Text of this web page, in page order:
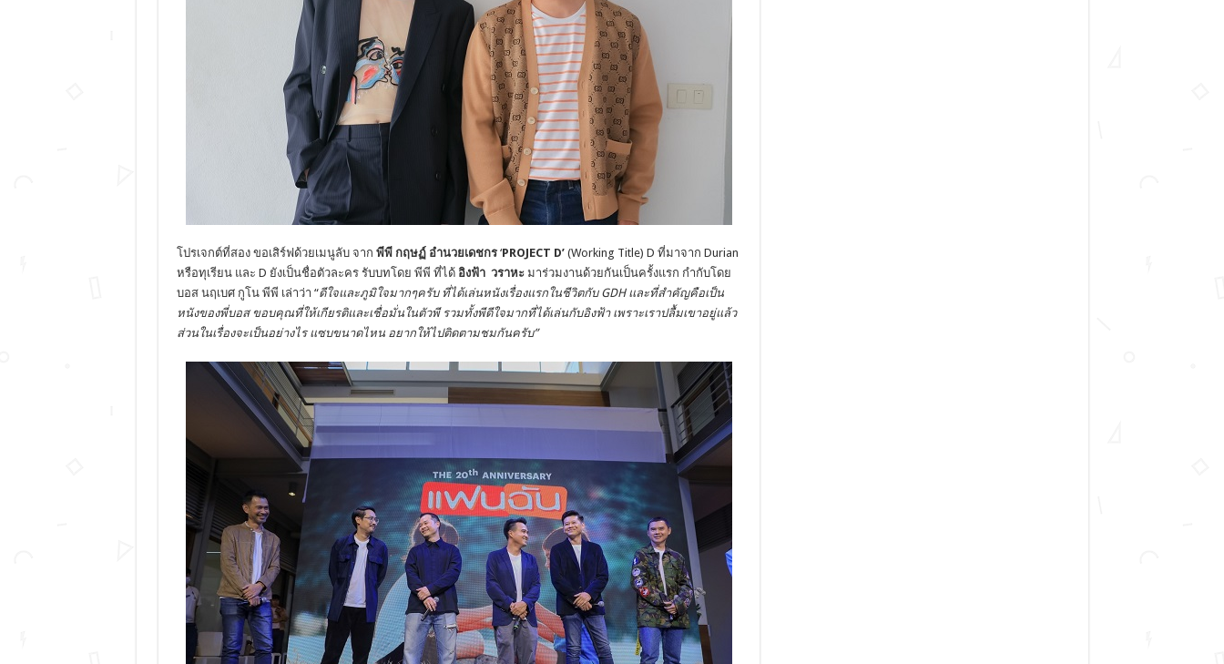
โปรเจกต์ที่สอง ขอเสิร์ฟด้วยเมนูลับ จาก พีพี กฤษฏ์ อำนวยเดชกร‘PROJECT D’(Working Title) D ที่มาจาก Durian
หรือทุเรียน และ D ยังเป็นชื่อตัวละคร รับบทโดย พีพี ที่ได้ อิงฟ้า วราหะมาร่วมงานด้วยกันเป็นครั้งแรก กำกับโดย
บอส นฤเบศ กูโน พีพี เล่าว่า “ดีใจและภูมิใจมากๆครับ ที่ได้เล่นหนังเรื่องแรกในชีวิตกับ GDH และที่สำคัญคือเป็น
หนังของพี่บอส ขอบคุณที่ให้เกียรติและเชื่อมั่นในตัวพี รวมทั้งพีดีใจมากที่ได้เล่นกับอิงฟ้า เพราะเราปลื้มเขาอยู่แล้ว
ส่วนในเรื่องจะเป็นอย่างไร แซบขนาดไหน อยากให้ไปติดตามชมกันครับ”